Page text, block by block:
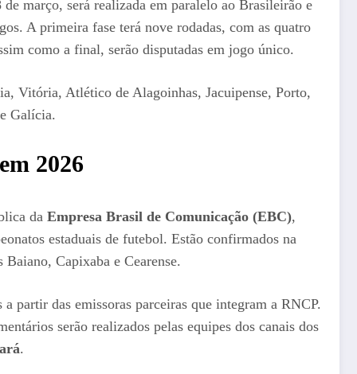
março, será realizada em paralelo ao Brasileirão e
A primeira fase terá nove rodadas, com as quatro
como a final, serão disputadas em jogo único.
Vitória, Atlético de Alagoinhas, Jacuipense, Porto,
Galícia.
2026
daEmpresa Brasil de Comunicação (EBC),
estaduais de futebol. Estão confirmados na
Capixaba e Cearense.
partir das emissoras parceiras que integram a RNCP.
serão realizados pelas equipes dos canais dos
.